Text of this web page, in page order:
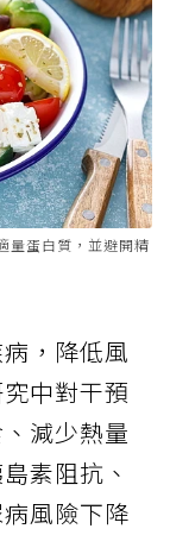
量蛋白質，並避開精
，降低風
中對干預
減少熱量
素阻抗、
風險下降